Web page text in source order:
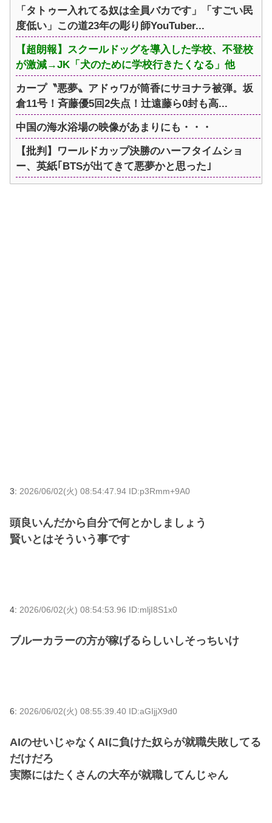
「タトゥー入れてる奴は全員バカです」「すごい民
度低い」この道23年の彫り師YouTuber...
【超朗報】スクールドッグを導入した学校、不登校
が激減→JK「犬のために学校行きたくなる」他
カープ〝悪夢〟アドゥワが筒香にサヨナラ被弾。坂
倉11号！斉藤優5回2失点！辻遠藤ら0封も高...
中国の海水浴場の映像があまりにも・・・
【批判】ワールドカップ決勝のハーフタイムショ
ー、英紙｢BTSが出てきて悪夢かと思った｣
3: 2026/06/02(火) 08:54:47.94 ID:p3Rmm+9A0
頭良いんだから自分で何とかしましょう
賢いとはそういう事です
4: 2026/06/02(火) 08:54:53.96 ID:mljI8S1x0
ブルーカラーの方が稼げるらしいしそっちいけ
6: 2026/06/02(火) 08:55:39.40 ID:aGIjjX9d0
AIのせいじゃなくAIに負けた奴らが就職失敗してる
だけだろ
実際にはたくさんの大卒が就職してんじゃん